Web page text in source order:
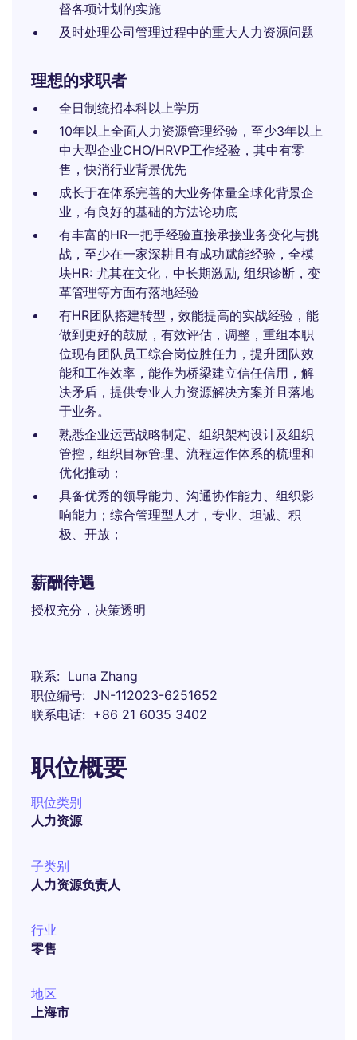
督各项计划的实施
及时处理公司管理过程中的重大人力资源问题
理想的求职者
全日制统招本科以上学历
10年以上全面人力资源管理经验，至少3年以上
中大型企业CHO/HRVP工作经验，其中有零
售，快消行业背景优先
成长于在体系完善的大业务体量全球化背景企
业，有良好的基础的方法论功底
有丰富的HR一把手经验直接承接业务变化与挑
战，至少在一家深耕且有成功赋能经验，全模
块HR: 尤其在文化，中长期激励, 组织诊断，变
革管理等方面有落地经验
有HR团队搭建转型，效能提高的实战经验，能
做到更好的鼓励，有效评估，调整，重组本职
位现有团队员工综合岗位胜任力，提升团队效
能和工作效率，能作为桥梁建立信任信用，解
决矛盾，提供专业人力资源解决方案并且落地
于业务。
熟悉企业运营战略制定、组织架构设计及组织
管控，组织目标管理、流程运作体系的梳理和
优化推动；
具备优秀的领导能力、沟通协作能力、组织影
响能力；综合管理型人才，专业、坦诚、积
极、开放；
薪酬待遇
授权充分，决策透明
联系
Luna Zhang
职位编号
JN-112023-6251652
联系电话
+86 21 6035 3402
职位概要
职位类别
人力资源
子类别
人力资源负责人
行业
零售
地区
上海市